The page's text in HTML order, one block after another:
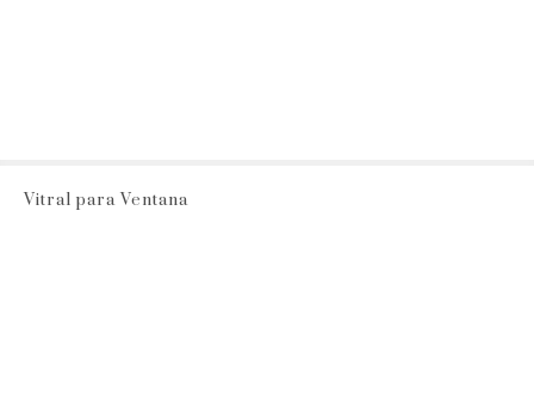
Vitral para Ventana